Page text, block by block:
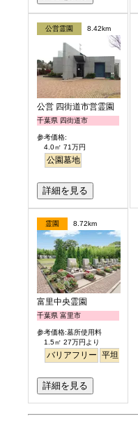
公営霊園 8.42km
公営 四街道市営霊園
千葉県 四街道市
参考価格:
4.0㎡ 71万円
公園墓地
詳細を見る
霊園 8.72km
富里中央霊園
千葉県 富里市
参考価格:墓所使用料
1.5㎡ 27万円より
バリアフリー 平坦
詳細を見る